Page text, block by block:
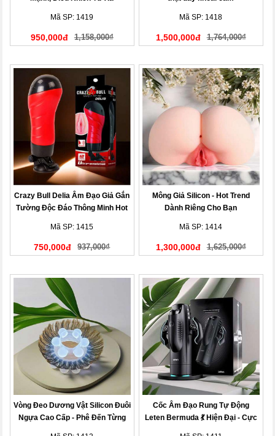
Mã SP: 1419
950,000đ 1,158,000₫
Mã SP: 1418
1,500,000đ 1,764,000₫
Crazy Bull Delia Âm Đạo Giả Gắn
Tường Độc Đáo Thông Minh Hot
Mã SP: 1415
750,000đ 937,000₫
Mông Giả Silicon - Hot Trend
Dành Riêng Cho Bạn
Mã SP: 1414
1,300,000đ 1,625,000₫
Vòng Đeo Dương Vật Silicon Đuôi
Ngựa Cao Cấp - Phê Đến Từng
Cốc Âm Đạo Rung Tự Động
Leten Bermuda 💃 Hiện Đại - Cực